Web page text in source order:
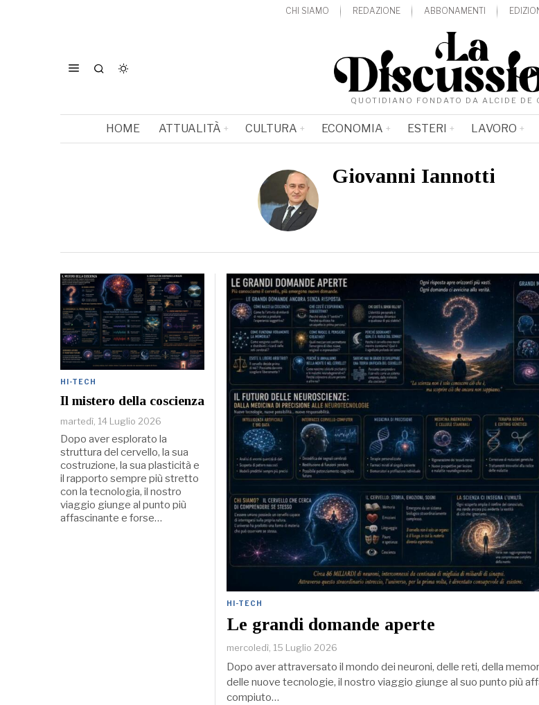
CHI SIAMO REDAZIONE ABBONAMENTI
QUOTIDIANO FONDATO DA ALCIDE DE
HOME ATTUALITÀ CULTURA ECONOMIA ESTERI LAVORO
Giovanni Iannotti
HI-TECH
Le grandi domande aperte
mercoledì, 15 Luglio 2026
Dopo aver attraversato il mondo dei neuroni, delle reti, della
delle nuove tecnologie, il nostro viaggio giunge al suo punto più
compiuto…
HI-TECH
Il mistero della coscienza
martedì, 14 Luglio 2026
Dopo aver esplorato la
struttura del cervello, la sua
costruzione, la sua plasticità e
il rapporto sempre più stretto
con la tecnologia, il nostro
viaggio giunge al punto più
affascinante e forse…